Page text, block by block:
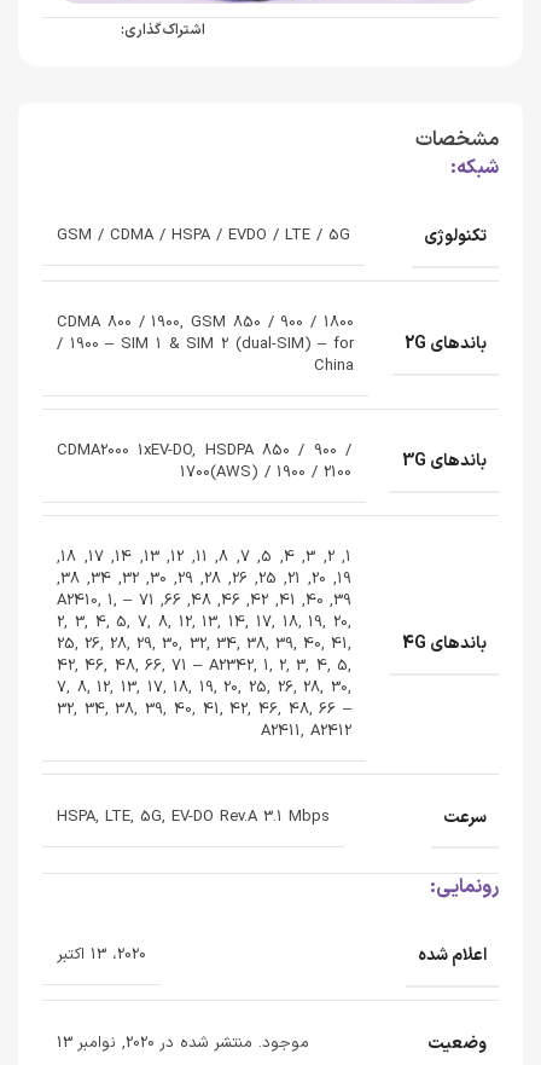
اشتراک گذاری:
مشخصات
شبکه:
تکنولوژی GSM / CDMA / HSPA / EVDO / LTE / 5G
باندهای 2G
CDMA 800 / 1900, GSM 850 / 900 / 1800
/ 1900 – SIM 1 & SIM 2 (dual-SIM) – for
China
باندهای 3G
CDMA2000 1xEV-DO, HSDPA 850 / 900 /
1700(AWS) / 1900 / 2100
باندهای 4G
1, 2, 3, 4, 5, 7, 8, 11, 12, 13, 14, 17, 18,
19, 20, 21, 25, 26, 28, 29, 30, 32, 34, 38,
39, 40, 41, 42, 46, 48, 66, 71 – A2410, 1,
2, 3, 4, 5, 7, 8, 12, 13, 14, 17, 18, 19, 20,
25, 26, 28, 29, 30, 32, 34, 38, 39, 40, 41,
42, 46, 48, 66, 71 – A2342, 1, 2, 3, 4, 5,
7, 8, 12, 13, 17, 18, 19, 20, 25, 26, 28, 30,
32, 34, 38, 39, 40, 41, 42, 46, 48, 66 –
A2411, A2412
سرعت HSPA, LTE, 5G, EV-DO Rev.A 3.1 Mbps
رونمایی:
اعلام شده 2020، 13 اکتبر
وضعیت موجود. منتشر شده در 2020, نوامبر 13